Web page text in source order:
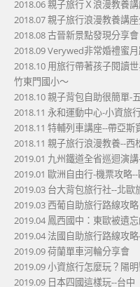
2018.06 親子旅行Ｘ浪漫教養
2018.07 親子旅行浪漫教養講
2018.08 古晉新景點發現分享會
2018.09 Verywed非常婚禮蜜
2018.10 用旅行帶著孩子閱讀
竹東門國小～
2018.10 親子背包自助很簡單-
2018.11 永和運動中心-小資旅
2018.11 特輔列車講座--帶亞斯
2018.11 親子旅行浪漫教養--西
2019.01 九州鐵道全省巡迴演
2019.01 歐洲自由行-機票攻略
2019.03 台大背包旅行社--北歐
2019.03 西葡自助旅行路線攻略
2019.04 鳳西國中：東歐被遺
2019.04 法國自助旅行路線攻
2019.09 荷蘭單車河輪分享會
2019.09 小資旅行怎麼玩？陽
2019.09 日本四國這樣玩--台中